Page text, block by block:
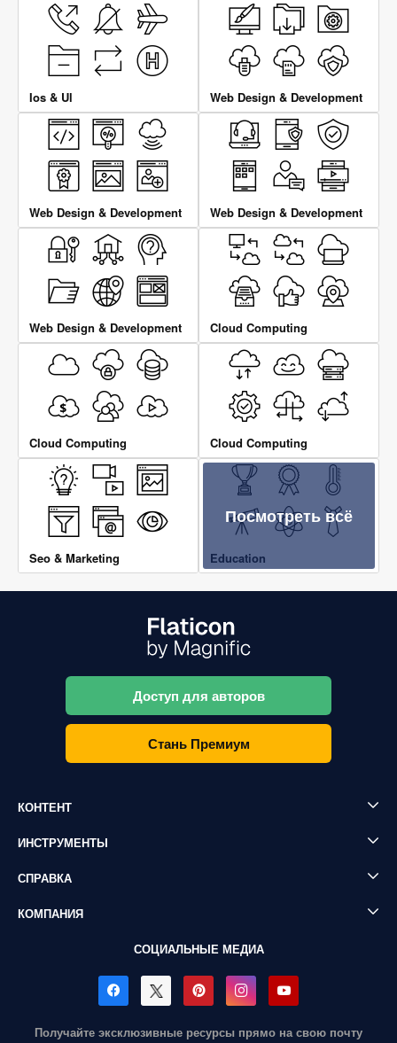
Ios & Ul Web Design & Development
Web Design & Development Web Design & Development
Web Design & Development Cloud Computing
Cloud Computing Cloud Computing
Seo & Marketing
Посмотреть всё
Education
Доступ для авторов
Стань Премиум
КОНТЕНТ
ИНСТРУМЕНТЫ
СПРАВКА
КОМПАНИЯ
СОЦИАЛЬНЫЕ МЕДИА
Получайте эксклюзивные ресурсы прямо на свою почту